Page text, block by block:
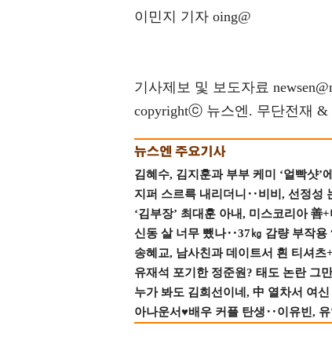
이민지 기자 oing@
기사제보 및 보도자료
copyrightⓒ 뉴스엔. 무단전재 &
김혜수, 김지훈과 부부 케미 ‘얼빡샷’
지퍼 스르륵 내리더니‥비비, 선정성
‘김부장’ 최대훈 아내, 미스코리아
신동 살 너무 뺐나‥37㎏ 감량 부작용
송혜교, 남사친과 데이트서 흰 티셔
유재석 포기한 정준원? 태도 논란 그
누가 봐도 김희선이네, 中 열차서 여
아나운서♥배우 커플 탄생‥이유빈,